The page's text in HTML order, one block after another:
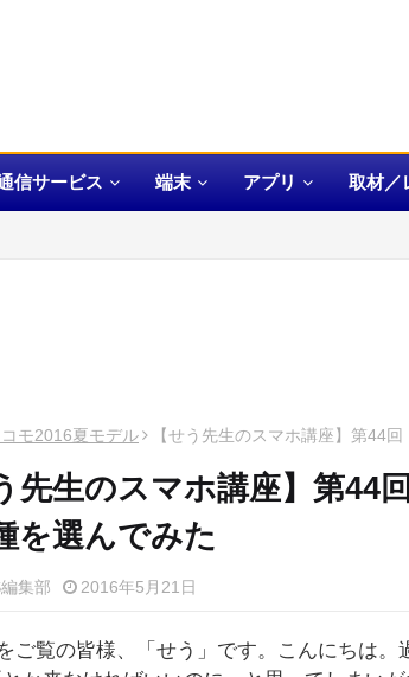
信サービス 端末 アプリ 取材／
コモ2016夏モデル 【せう先生のスマホ講座】第44
先生のスマホ講座】第44
を選んでみた
集部 2016年5月21日
ご覧の皆様、「せう」です。こんにちは